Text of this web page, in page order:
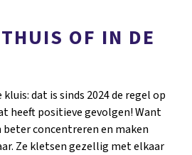
OF IN DE
dat is sinds 2024 de regel op
heeft positieve gevolgen! Want
concentreren en maken
Ze kletsen gezellig met elkaar